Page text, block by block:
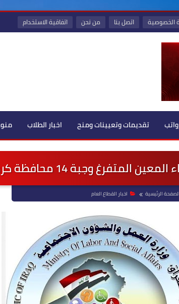
الخصوصية اتصل بنا من نحن اتفاقية الاستخدام
تقديمات وتعيينات ومنح اخبار الطلاب
المتفرغ وجبة 14 محافظة كركوك
الصفحة الرئيسية اخبار القطاع العام